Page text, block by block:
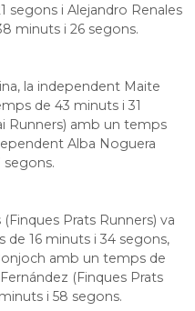
segons i Alejandro Renales
minuts i 26 segons.
la independent Maite
de 43 minuts i 31
Runners) amb un temps
Alba Noguera
(Finques Prats Runners) va
16 minuts i 34 segons,
amb un temps de
(Finques Prats
i 58 segons.